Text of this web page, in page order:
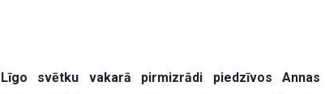
Līgo svētku vakarā pirmizrādi piedzīvos